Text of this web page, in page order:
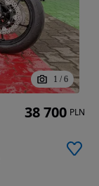
1 / 6
38 700 PLN